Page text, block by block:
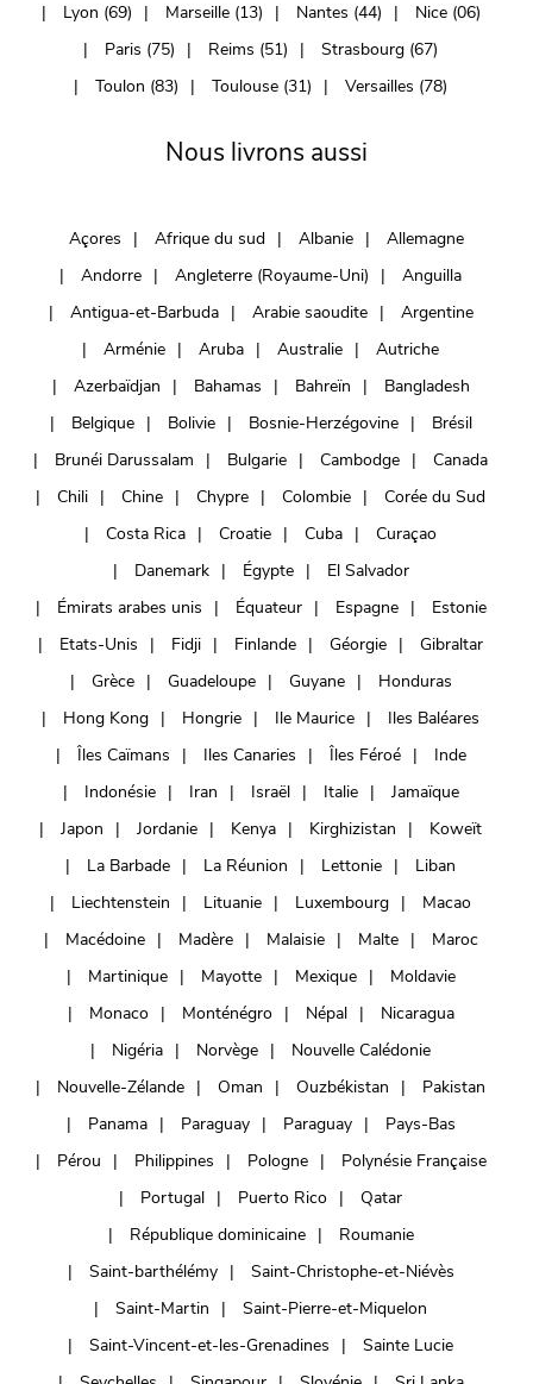
Lyon (69)
Marseille (13) Nantes (44)
Nice (06)
Paris (75)
Reims (51)
Strasbourg (67)
Toulon (83)
Toulouse (31) Versailles (78)
Nous livrons aussi
Açores Afrique du sud Albanie
Allemagne
Andorre
Angleterre (Royaume-Uni)
Anguilla
Antigua-et-Barbuda
Arabie saoudite
Argentine
Arménie
Aruba Australie
Autriche
Azerbaïdjan
Bahamas Bahreïn
Bangladesh
Belgique
Bolivie Bosnie-Herzégovine
Brésil
Brunéi Darussalam
Bulgarie Cambodge
Canada
Chili
Chine Chypre Colombie
Corée du Sud
Costa Rica
Croatie Cuba
Curaçao
Danemark
Égypte
El Salvador
Émirats arabes unis
Équateur Espagne
Estonie
Etats-Unis
Fidji Finlande Géorgie
Gibraltar
Grèce
Guadeloupe Guyane
Honduras
Hong Kong
Hongrie Ile Maurice
Iles Baléares
Îles Caïmans
Iles Canaries Îles Féroé
Inde
Indonésie
Iran Israël Italie
Jamaïque
Japon
Jordanie Kenya Kirghizistan
Koweït
La Barbade
La Réunion Lettonie
Liban
Liechtenstein
Lituanie Luxembourg
Macao
Macédoine
Madère Malaisie Malte
Maroc
Martinique
Mayotte Mexique
Moldavie
Monaco
Monténégro Népal
Nicaragua
Nigéria
Norvège
Nouvelle Calédonie
Nouvelle-Zélande
Oman Ouzbékistan
Pakistan
Panama
Paraguay Paraguay
Pays-Bas
Pérou
Philippines Pologne
Polynésie Française
Portugal
Puerto Rico
Qatar
République dominicaine
Roumanie
Saint-barthélémy
Saint-Christophe-et-Niévès
Saint-Martin
Saint-Pierre-et-Miquelon
Saint-Vincent-et-les-Grenadines
Sainte Lucie